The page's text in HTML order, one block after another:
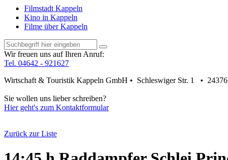
Filmstadt Kappeln
Kino in Kappeln
Filme über Kappeln
Wir freuen uns auf Ihren Anruf:
Tel. 04642 - 921627
Wirtschaft & Touristik Kappeln GmbH • Schleswiger Str. 1 •
Sie wollen uns lieber schreiben?
Hier geht's zum Kontaktformular
Zurück zur Liste